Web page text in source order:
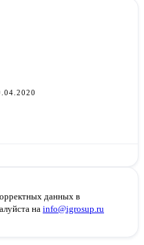
данных в
на info@igrosup.ru